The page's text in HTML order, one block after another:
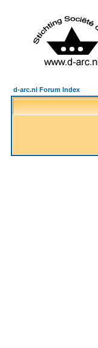
d-arc.nl Forum Index